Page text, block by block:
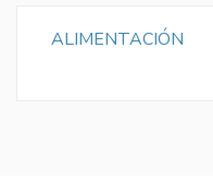
ALIMENTACIÓN